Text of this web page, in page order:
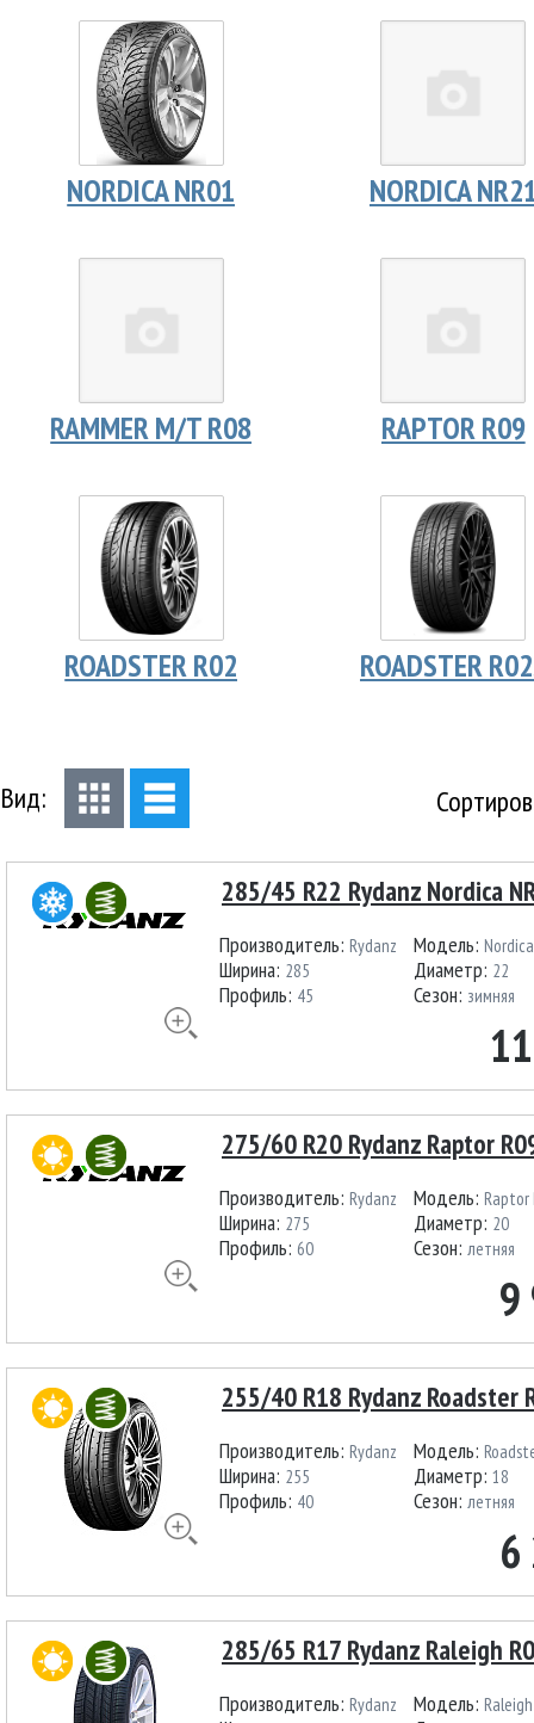
NORDICA NR01 NORDICA
RAMMER M/T R08 RAPTOR R09
ROADSTER R02 ROADSTER
Вид:
285/45 R22 Rydanz Nordica
Производитель: Rydanz
Ширина: 285
Профиль: 45
Модель:
Диаметр: 22
Сезон: зимняя
275/60 R20 Rydanz Raptor
Производитель: Rydanz
Ширина: 275
Профиль: 60
Модель: Raptor
Диаметр: 20
Сезон: летняя
255/40 R18 Rydanz Roadster
Производитель: Rydanz
Ширина: 255
Профиль: 40
Модель:
Диаметр: 18
Сезон: летняя
285/65 R17 Rydanz Raleigh
Производитель: Rydanz Модель: